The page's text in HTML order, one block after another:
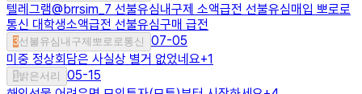
텔레그램@brrsim_7 선불유심내구제 소액급전 선불유심매입 뽀로로
통신 대학생소액급전 선불유심구매 급전
3선불유심내구제뽀로로통신
07-05
미중 정상회담은 사실상 별거 없었네요+1
1밝은서리
05-15